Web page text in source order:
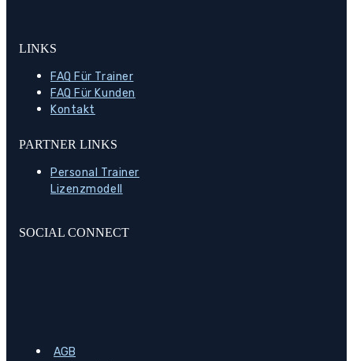
LINKS
FAQ Für Trainer
FAQ Für Kunden
Kontakt
PARTNER LINKS
Personal Trainer
Lizenzmodell
SOCIAL CONNECT
AGB